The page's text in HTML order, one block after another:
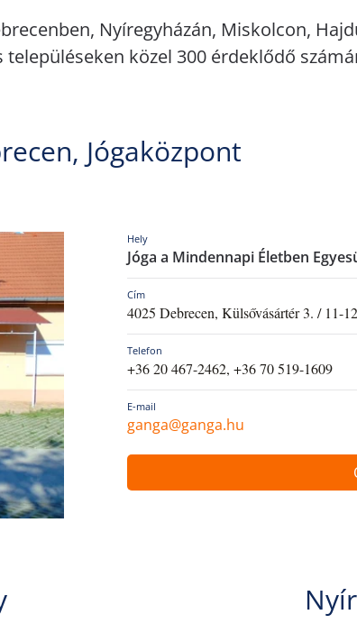
Nyíregyházán, Miskolcon,
közel 300 érdeklődő
Jógaközpont
Hely
Jóga a Mindennapi Életben
Cím
4025 Debrecen, Külsővásártér 3. / 11-
Telefon
+36 20 467-2462, +36 70 519-1609
E-mail
ganga@ganga.hu